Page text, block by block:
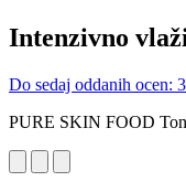
Intenzivno
Do sedaj oddanih ocen: 3
PURE SKIN FOOD